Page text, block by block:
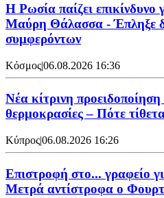
Η Ρωσία παίζει επικίνδυνο
Μαύρη Θάλασσα - Έπληξε
συμφερόντων
Κόσμος|06.08.2026 16:36
Νέα κίτρινη προειδοποίηση
θερμοκρασίες – Πότε
Κύπρος|06.08.2026 16:26
Επιστροφή στο... γραφείο
Μετρά αντίστροφα ο